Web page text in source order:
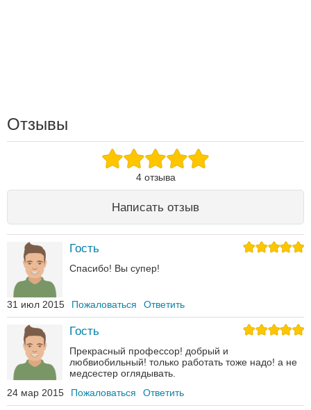
Отзывы
4 отзыва
Написать отзыв
Гость
Спасибо! Вы супер!
31 июл 2015 Пожаловаться Ответить
Гость
Прекрасный профессор! добрый и
любвиобильный! только работать тоже надо! а не
медсестер оглядывать.
24 мар 2015
Пожаловаться Ответить